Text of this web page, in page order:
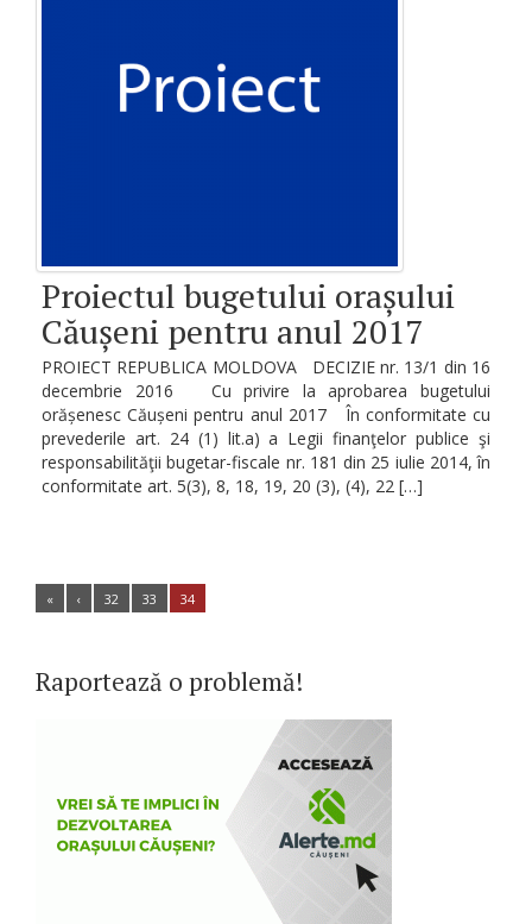
Proiectul bugetului orașului
Căușeni pentru anul 2017
PROIECT REPUBLICA MOLDOVA DECIZIE nr. 13/1 din 16
decembrie 2016 Cu privire la aprobarea bugetului
orășenesc Căușeni pentru anul 2017 În conformitate cu
prevederile art. 24 (1) lit.a) a Legii finanţelor publice şi
responsabilităţii bugetar-fiscale nr. 181 din 25 iulie 2014, în
conformitate art. 5(3), 8, 18, 19, 20 (3), (4), 22 […]
« ‹ 32 33 34
Raportează o problemă!